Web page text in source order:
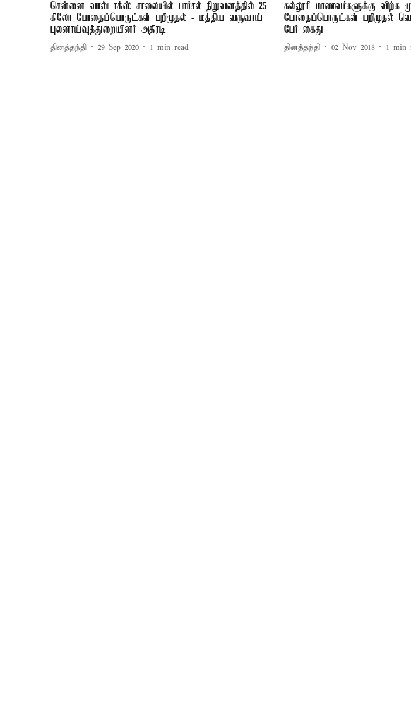
சென்னை வால்டாக்ஸ் சாலையில் பார்சல் நிறுவனத்தில் 25
கிலோ போதைப்பொருட்கள் பறிமுதல் - மத்திய வருவாய்
புலனாய்வுத்துறையினர் அதிரடி
தினத்தந்தி 29 Sep 2020 1 min read
கல்லூரி மாணவர்களுக்கு விற்க
போதைப்பொருட்கள் பறிமுதல்
பேர் கைது
தினத்தந்தி 02 Nov 2018 1 min